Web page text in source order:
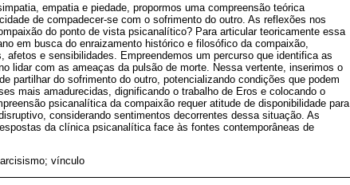
empatia e piedade, propormos uma compreensão teórica
de compadecer-se com o sofrimento do outro. As reflexões nos
do ponto de vista psicanalítico? Para articular teoricamente essa
em busca do enraizamento histórico e filosófico da compaixão,
e sensibilidades. Empreendemos um percurso que identifica as
lidar com as ameaças da pulsão de morte. Nessa vertente, inserimos o
partilhar do sofrimento do outro, potencializando condições que podem
mais amadurecidas, dignificando o trabalho de Eros e colocando o
psicanalítica da compaixão requer atitude de disponibilidade para
considerando sentimentos decorrentes dessa situação. As
da clínica psicanalítica face às fontes contemporâneas de
vínculo